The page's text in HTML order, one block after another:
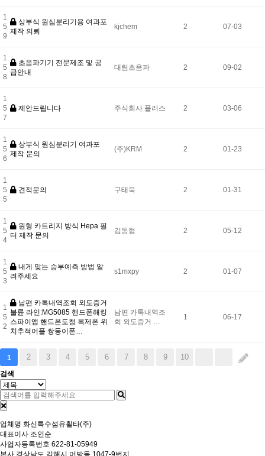
1
5
9
상부식 원심분리기용 여과포
제작 의뢰
kjchem 2 07-03
1
5
8
초음파기기 전문제조 및 공
급안내
대림초음파 2 09-02
1
5
7
제안드립니다 주식회사 플러스 2 03-06
1
5
6
상부식 원심분리기 여과포
제작 문의
(주)KRM 2 01-23
1
5
5
견적문의 구태욱 2 01-31
1
5
4
원형 카트리지 방식 Hepa 필
터 제작 문의
김동협 2 05-12
1
5
3
내게 맞는 승부예측 방법 알
려주세요
s1mxpy 2 01-07
1
5
2
남편 카톡내역조회 외도증거
불륜 라인:MG5085 핸드폰해킹
스파이앱 핸드폰도청 복제폰 위
치추적어플 쌍둥이폰…
남편 카톡내역조
회 외도증거 …
1 06-17
1 2 3 4 5 6 7 8 9 10
검색
업체명 화신특수섬유휠타(주)
대표이사 조인순
사업자등록번호 622-81-05949
본사 경상남도 김해시 어방동 1047-9번지